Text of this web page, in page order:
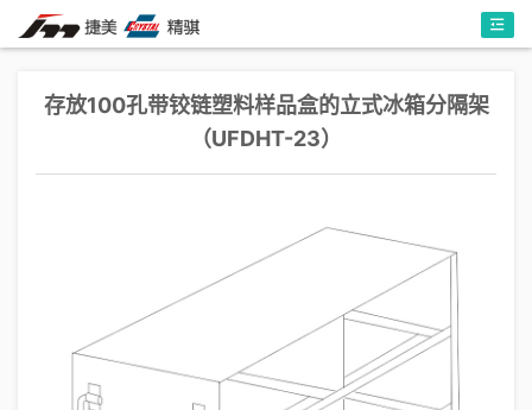
存放100孔带铰链塑料样品盒的立式冰箱分隔架
（UFDHT-23）